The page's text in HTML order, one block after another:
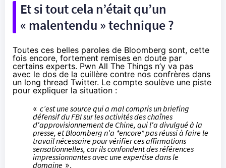
Et si tout cela n’était qu’un
« malentendu » technique ?
Toutes ces belles paroles de Bloomberg sont, cette
fois encore, fortement remises en doute par
certains experts. Pwn All The Things n’y va pas
avec le dos de la cuillère contre nos confrères dans
un long thread Twitter. Le compte soulève une piste
pour expliquer la situation :
« c’est une source qui a mal compris un briefing
défensif du FBI sur les activités des chaînes
d'approvisionnement de Chine, qui l'a divulgué à la
presse, et Bloomberg n'a *encore* pas réussi à faire le
travail nécessaire pour vérifier ces affirmations
sensationnelles, car ils confondent des références
impressionnantes avec une expertise dans le
domaine ».